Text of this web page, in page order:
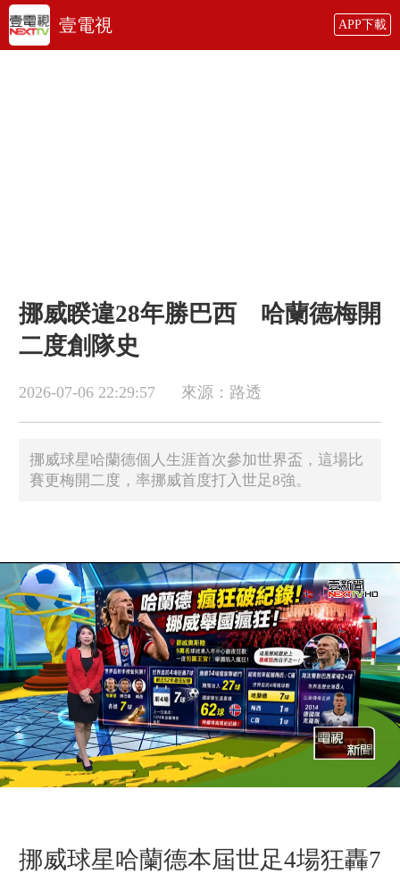
壹電視 APP下載
挪威睽違28年勝巴西 哈蘭德梅開
二度創隊史
2026-07-06 22:29:57 來源：路透
挪威球星哈蘭德個人生涯首次參加世界盃，這場比
賽更梅開二度，率挪威首度打入世足8強。
挪威球星哈蘭德本屆世足4場狂轟7